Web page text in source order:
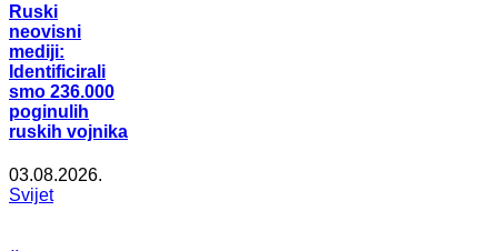
Ruski
neovisni
mediji:
Identificirali
smo 236.000
poginulih
ruskih vojnika
03.08.2026.
Svijet